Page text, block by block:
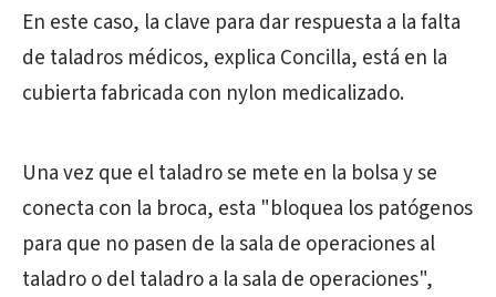
En este caso, la clave para dar respuesta a la falta
de taladros médicos, explica Concilla, está en la
cubierta fabricada con nylon medicalizado.
Una vez que el taladro se mete en la bolsa y se
conecta con la broca, esta "bloquea los patógenos
para que no pasen de la sala de operaciones al
taladro o del taladro a la sala de operaciones",